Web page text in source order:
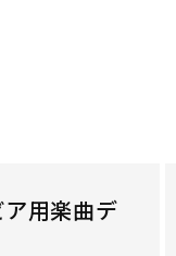
ア用楽曲デ